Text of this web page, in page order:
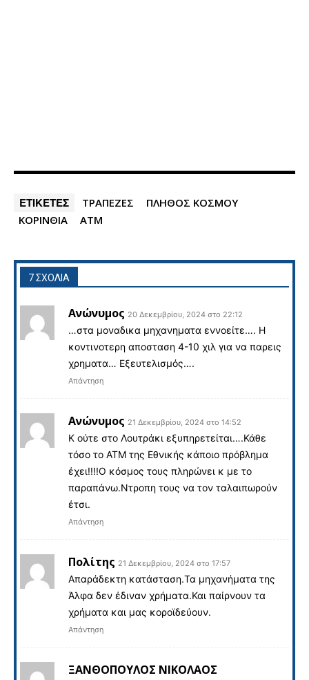
ΕΤΙΚΕΤΕΣ ΤΡΑΠΕΖΕΣ
ΠΛΗΘΟΣ ΚΟΣΜΟΥ
ΚΟΡΙΝΘΙΑ
ΑΤΜ
7 ΣΧΟΛΙΑ
Ανώνυμος 20 Δεκεμβρίου, 2024 στο 22:12
…στα μοναδικα μηχανηματα εννοείτε…. Η
κοντινοτερη αποσταση 4-10 χιλ για να παρεις
χρηματα… Εξευτελισμός….
Απάντηση
Ανώνυμος 21 Δεκεμβρίου, 2024 στο 14:52
Κ ούτε στο Λουτράκι εξυπηρετείται….Κάθε
τόσο το ΑΤΜ της Εθνικής κάποιο πρόβλημα
έχει!!!!Ο κόσμος τους πληρώνει κ με το
παραπάνω.Ντροπη τους να τον ταλαιπωρούν
έτσι.
Απάντηση
Πολίτης 21 Δεκεμβρίου, 2024 στο 17:57
Απαράδεκτη κατάσταση.Τα μηχανήματα της
Άλφα δεν έδιναν χρήματα.Και παίρνουν τα
χρήματα και μας κοροϊδεύουν.
Απάντηση
ΞΑΝΘΟΠΟΥΛΟΣ ΝΙΚΟΛΑΟΣ